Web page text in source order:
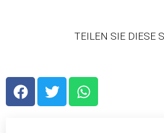
TEILEN SIE DIESE
F
a
T
w
W
h